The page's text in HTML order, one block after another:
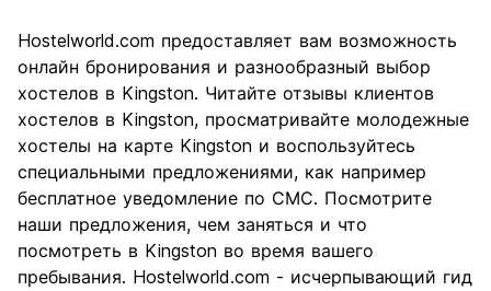
достопримечательностей
6.5
Культура
7.1
Ночная жизнь
8.2
Соотношение цены и
качества
Hostelworld.com предоставляет вам возможность
онлайн бронирования и разнообразный выбор
хостелов в Kingston. Читайте отзывы клиентов
хостелов в Kingston, просматривайте молодежные
хостелы на карте Kingston и воспользуйтесь
специальными предложениями, как например
бесплатное уведомление по СМС. Посмотрите
наши предложения, чем заняться и что
посмотреть в Kingston во время вашего
пребывания. Hostelworld.com - исчерпывающий гид